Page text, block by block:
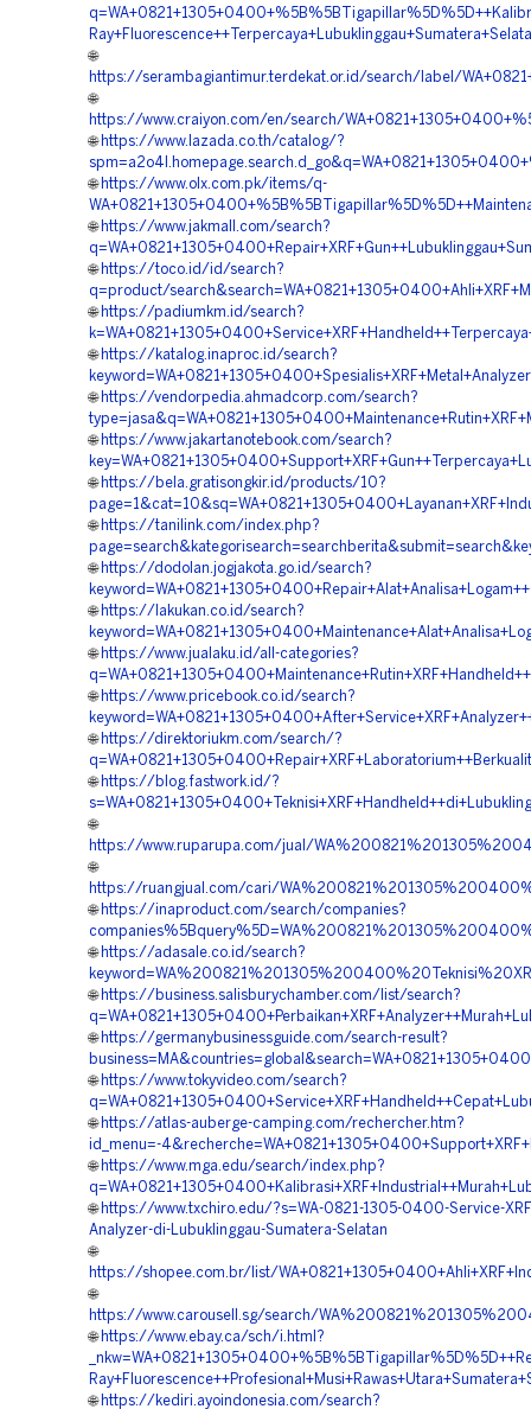
🌐
https://serambagiantimur.terdekat.or.id/search/label/
🌐
https://www.craiyon.com/en/search/
🌐 https://www.lazada.co.th/catalog/?
🌐 https://www.olx.com.pk/items/q-
🌐 https://www.jakmall.com/search?
🌐 https://toco.id/id/search?
q=product/
🌐 https://padiumkm.id/search?
🌐 https://katalog.inaproc.id/search?
🌐 https://vendorpedia.ahmadcorp.com/search?
🌐 https://www.jakartanotebook.com/search?
🌐 https://bela.gratisongkir.id/products/10?
🌐 https://tanilink.com/index.php?
🌐 https://dodolan.jogjakota.go.id/search?
🌐 https://lakukan.co.id/search?
🌐 https://www.jualaku.id/all-categories?
🌐 https://www.pricebook.co.id/search?
🌐 https://direktoriukm.com/search/?
🌐 https://blog.fastwork.id/?
🌐
https://www.ruparupa.com/jual/
🌐
https://ruangjual.com/cari/
🌐 https://inaproduct.com/search/companies?
🌐 https://adasale.co.id/search?
🌐 https://business.salisburychamber.com/list/search?
🌐 https://germanybusinessguide.com/search-result?
🌐 https://www.tokyvideo.com/search?
🌐 https://atlas-auberge-camping.com/rechercher.htm?
id_menu=-
🌐 https://www.mga.edu/search/index.php?
🌐 https://www.txchiro.edu/?s=WA-0821-1305-0400-Service-
Analyzer-di-Lubuklinggau-Sumatera-Selatan
🌐
https://shopee.com.br/list/
🌐
https://www.carousell.sg/search/
🌐 https://www.ebay.ca/sch/i.html?
🌐 https://kediri.ayoindonesia.com/search?